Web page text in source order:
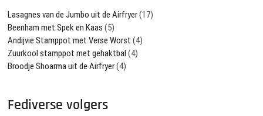
Lasagnes van de Jumbo uit de Airfryer(17)
Beenham met Spek en Kaas (5)
Andijvie Stamppot met Verse Worst (4)
Zuurkool stamppot met gehaktbal (4)
Broodje Shoarma uit de Airfryer(4)
Fediverse volgers